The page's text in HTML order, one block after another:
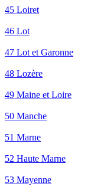
45 Loiret
46 Lot
47 Lot et Garonne
48 Lozère
49 Maine et Loire
50 Manche
51 Marne
52 Haute Marne
53 Mayenne